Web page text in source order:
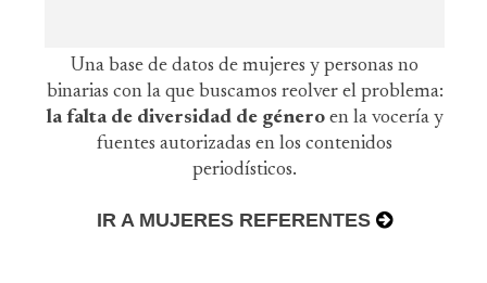
Una base de datos de mujeres y personas no
binarias con la que buscamos reolver el problema:
la falta de diversidad de género en la vocería y
fuentes autorizadas en los contenidos
periodísticos.
IR A MUJERES REFERENTES